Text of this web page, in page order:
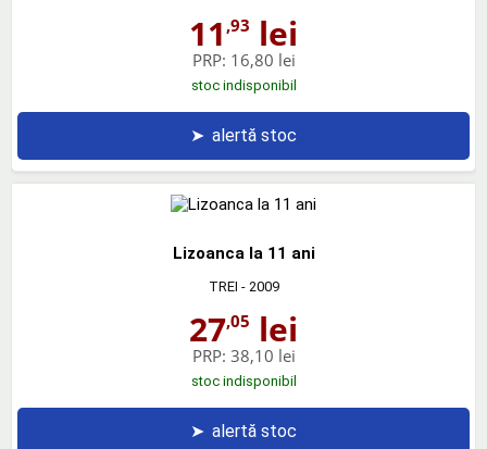
11 ,93 lei
PRP: 16,80 lei
stoc indisponibil
➤ alertă stoc
Lizoanca la 11 ani
TREI - 2009
27,05 lei
PRP: 38,10 lei
stoc indisponibil
➤ alertă stoc